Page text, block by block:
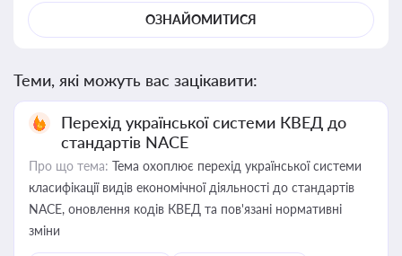
ОЗНАЙОМИТИСЯ
Теми, які можуть вас зацікавити:
Перехід української системи КВЕД до
стандартів NACE
Про що тема: Тема охоплює перехід української системи
класифікації видів економічної діяльності до стандартів
NACE, оновлення кодів КВЕД та пов'язані нормативні
зміни